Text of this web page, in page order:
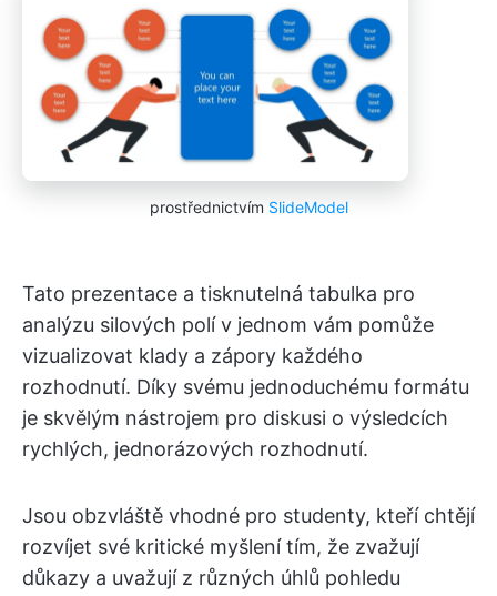
prostřednictvím SlideModel
Tato prezentace a tisknutelná tabulka pro
analýzu silových polí v jednom vám pomůže
vizualizovat klady a zápory každého
rozhodnutí. Díky svému jednoduchému formátu
je skvělým nástrojem pro diskusi o výsledcích
rychlých, jednorázových rozhodnutí.
Jsou obzvláště vhodné pro studenty, kteří chtějí
rozvíjet své kritické myšlení tím, že zvažují
důkazy a uvažují z různých úhlů pohledu